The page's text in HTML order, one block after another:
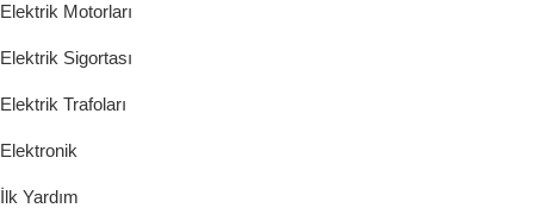
Elektrik Motorları
Elektrik Sigortası
Elektrik Trafoları
Elektronik
İlk Yardım